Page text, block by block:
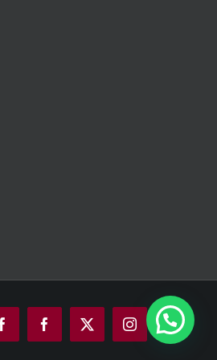
FacebookFacebook
X Instagram